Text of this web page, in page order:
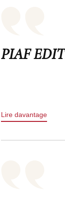
PIAF
Lire davantage